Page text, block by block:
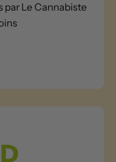
par Le Cannabiste